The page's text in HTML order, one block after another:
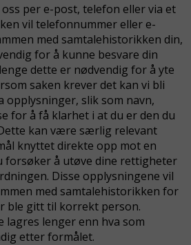
per e-post, telefon eller via et
vil telefonnummer eller e-
med samtalehistorikken din,
for å kunne besvare din
dette er nødvendig for å yte
saken krever det kan vi bli
opplysninger, slik som navn,
for å få klarhet i at du er den du
kan være særlig relevant
knyttet direkte opp mot en
forsøker å utøve dine rettigheter
Disse opplysningene vil
med samtalehistorikken for
ble gitt til korrekt person.
lagres lenger enn hva som
etter formålet.